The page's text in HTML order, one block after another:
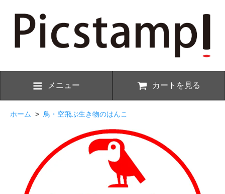
メニュー カートを見る
ホーム > 鳥・空飛ぶ生き物のはんこ